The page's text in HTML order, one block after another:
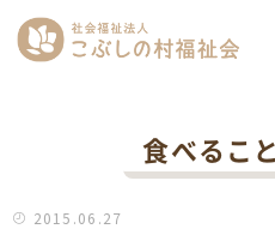
食べるこ
2015.06.27